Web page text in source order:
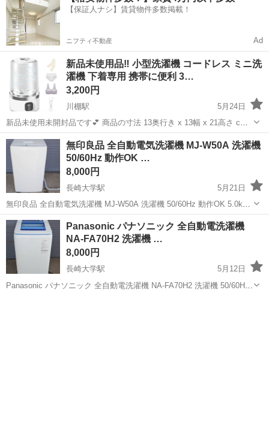
仕事 ◇半導体製造装置の組立...【保証人ナシ】賃貸物件多数掲載！
ニフティ不動産 Ad
新品未使用品‼️ 小型洗濯機 コードレス ミニ洗
濯機 下着専用 携帯に便利 3…
3,200円
川棚駅
5月24日
新品未使用未開封品です︎💕︎ 商品の寸法 13奥行き x 13幅 x 21高さ cm
ブランド Homos 容量 1 リットル 特徴 パンティ専用洗濯機, ミニ洗濯
機, 小型洗濯機 サイクルのオプション プレウォッシュ, ...
長崎 東彼杵郡 川棚駅 生活家電 小型
無印良品 全自動電気洗濯機 MJ-W50A 洗濯機
50/60Hz 動作OK …
8,000円
長崎大学駅
5月21日
無印良品 全自動電気洗濯機 MJ-W50A 洗濯機 50/60Hz 動作OK 5.0kg
家電 全自動洗濯機 家庭用 ホワイト 無印 MUJI ◆メーカー：無印良品
◆サイズ【素人採寸のため若干の誤差はご容赦...
長崎 長崎市 長崎大学駅 生活家電 W50
Panasonic パナソニック 全自動電洗濯機
NA-FA70H2 洗濯機 …
8,000円
長崎大学駅
5月12日
Panasonic パナソニック 全自動電洗濯機 NA-FA70H2 洗濯機 50/60Hz